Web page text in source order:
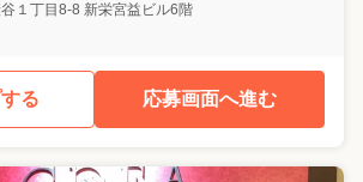
１丁目8-8 新栄宮益ビル6階
る 応募画面へ進む